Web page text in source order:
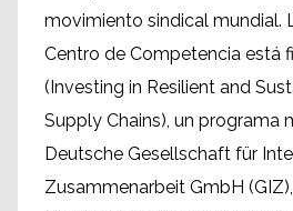
movimiento sindical mundial.
Centro de Competencia está
(Investing in Resilient and
Supply Chains), un programa
Deutsche Gesellschaft für
Zusammenarbeit GmbH